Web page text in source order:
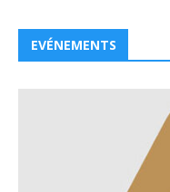
EVÉNEMENTS